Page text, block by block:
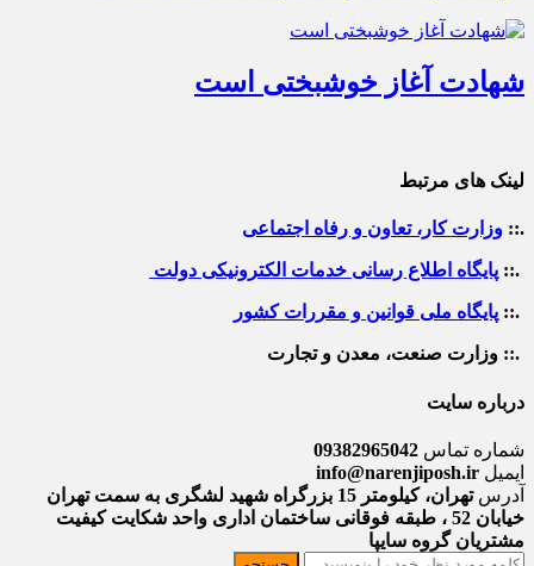
شهادت آغاز خوشبختی است
لینک های مرتبط
.:: وزارت کار، تعاون و رفاه اجتماعی
.:: پایگاه اطلاع رسانی خدمات الکترونیکی دولت
.:: پایگاه ملی قوانین و مقررات کشور
.:: وزارت صنعت، معدن و تجارت
درباره سایت
شماره تماس 09382965042
ایمیل info@narenjiposh.ir
آدرس
تهران، کیلومتر 15 بزرگراه شهید لشگری به سمت تهران
خیابان 52 ، طبقه فوقانی ساختمان اداری واحد شکایت کیفیت
مشتریان گروه سایپا